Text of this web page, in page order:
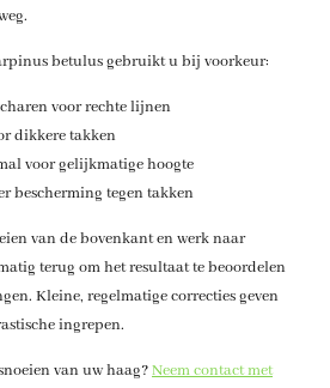
betulus gebruikt u bij voorkeur:
voor rechte lijnen
dikkere takken
voor gelijkmatige hoogte
bescherming tegen takken
van de bovenkant en werk naar
terug om het resultaat te beoordelen
Kleine, regelmatige correcties geven
ingrepen.
van uw haag?Neem contact met